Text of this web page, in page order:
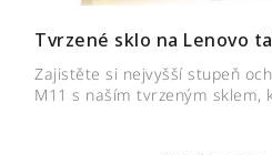
Tvrzené sklo na Lenovo
Zajistěte si nejvyšší stupeň
M11 s naším tvrzeným sklem,